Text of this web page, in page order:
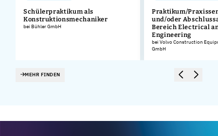
Schülerpraktikum als
Konstruktionsmechaniker
bei Bühler GmbH
Praktikum/
und/oder
Bereich Electrical
Engineering
bei Volvo Construction
GmbH
MEHR FINDEN